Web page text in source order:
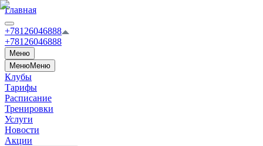
Главная
+78126046888
+78126046888
Меню
МенюМеню
Клубы
Тарифы
Расписание
Тренировки
Услуги
Новости
Акции